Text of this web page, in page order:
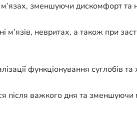
зменшуючи дискомфорт та
м’язів, невритах, а також при
функціонування суглобів та
після важкого дня та зменшуючи